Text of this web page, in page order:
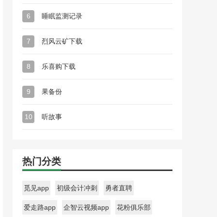
6 睡眠监测记录
7 烈风云矿下载
8 乐喜购下载
9 果备份
10 听故事
热门分类
觅见app 初级会计冲刺 勇者直聘
爱走路app 企智云视频app 花粉俱乐部